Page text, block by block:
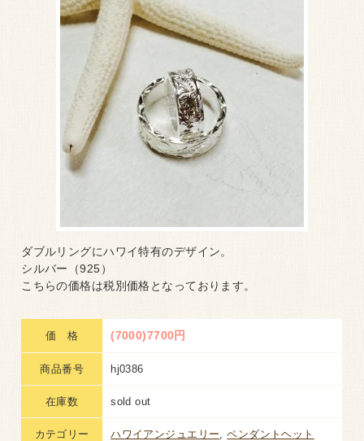
ダブルリングにハワイ特有のデザイン。
シルバー（925）
こちらの価格は税別価格となっております。
価 格 (7000)7700円
商品番号 hj0386
在庫数 sold out
カテゴリー ハワイアンジュエリー,ペンダントヘット